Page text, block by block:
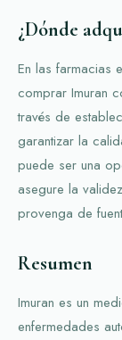
¿Dónde
En las farmacias
comprar Imuran
través de
garantizar la
puede ser una
asegure la
provenga de
Resumen
Imuran es un
enfermedades